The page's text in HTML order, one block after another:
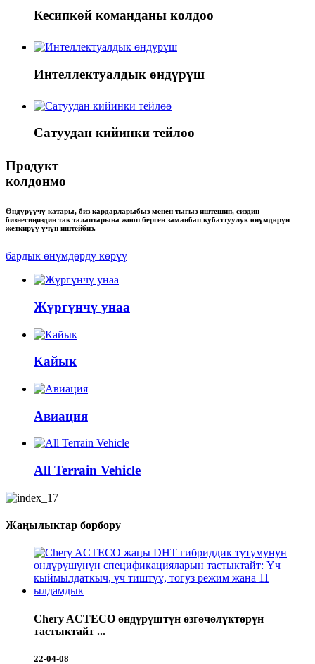
Кесипкөй команданы колдоо
Интеллектуалдык өндүрүш
Сатуудан кийинки тейлөө
Продукт
колдонмо
Өндүрүүчү катары, биз кардарларыбыз менен тыгыз иштешип, сиздин
бизнесиңиздин так талаптарына жооп берген заманбап кубаттуулук өнүмдөрүн
жеткирүү үчүн иштейбиз.
бардык өнүмдөрдү көрүү
Жүргүнчү унаа
Кайык
Авиация
All Terrain Vehicle
Жаңылыктар борбору
Chery ACTECO өндүрүштүн өзгөчөлүктөрүн
тастыктайт ...
22-04-08